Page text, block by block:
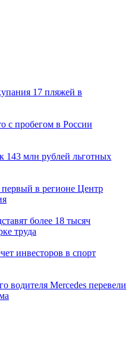
17 пляжей в
с пробегом в России
143 млн рублей льготных
в регионе Центр
более 18 тысяч
труда
инвесторов в спорт
водителя Mercedes перевели